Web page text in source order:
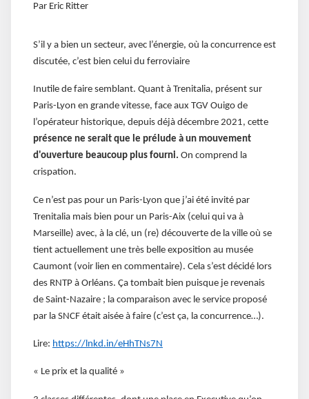
Par Eric Ritter
S’il y a bien un secteur, avec l’énergie, où la concurrence est
discutée, c’est bien celui du ferroviaire
Inutile de faire semblant. Quant à Trenitalia, présent sur
Paris-Lyon en grande vitesse, face aux TGV Ouigo de
l’opérateur historique, depuis déjà décembre 2021, cette
présence ne serait que le prélude à un mouvement
d'ouverture beaucoup plus fourni. On comprend la
crispation.
Ce n’est pas pour un Paris-Lyon que j’ai été invité par
Trenitalia mais bien pour un Paris-Aix (celui qui va à
Marseille) avec, à la clé, un (re) découverte de la ville où se
tient actuellement une très belle exposition au musée
Caumont (voir lien en commentaire). Cela s’est décidé lors
des RNTP à Orléans. Ça tombait bien puisque je revenais
de Saint-Nazaire ; la comparaison avec le service proposé
par la SNCF était aisée à faire (c’est ça, la concurrence…).
Lire: https://lnkd.in/eHhTNs7N
« Le prix et la qualité »